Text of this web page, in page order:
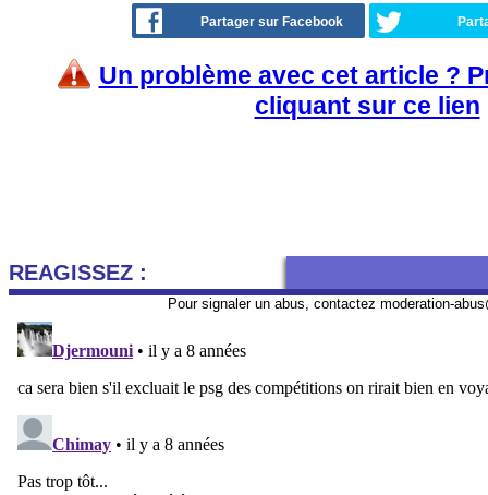
Partager sur Facebook
Un problème avec cet article ?
cliquant sur ce lien
REAGISSEZ :
Pour signaler un abus, contactez moderation-